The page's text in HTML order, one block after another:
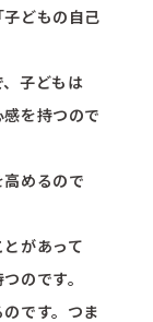
どもの自己
子どもは
感を持つので
めるので
があって
のです。
です。つま